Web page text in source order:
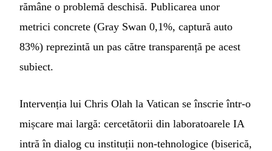
rămâne o problemă deschisă. Publicarea unor
metrici concrete (Gray Swan 0,1%, captură auto
83%) reprezintă un pas către transparență pe acest
subiect.
Intervenția lui Chris Olah la Vatican se înscrie într-o
mișcare mai largă: cercetătorii din laboratoarele IA
intră în dialog cu instituții non-tehnologice (biserică,